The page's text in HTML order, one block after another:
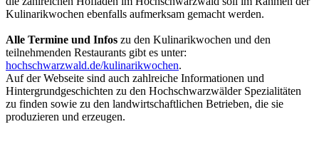
Kulinarikwochen ebenfalls aufmerksam gemacht werden.
Alle Termine und Infos zu den Kulinarikwochen und den
teilnehmenden Restaurants gibt es unter:
hochschwarzwald.de/kulinarikwochen.
Auf der Webseite sind auch zahlreiche Informationen und
Hintergrundgeschichten zu den Hochschwarzwälder Spezialitäten
zu finden sowie zu den landwirtschaftlichen Betrieben, die sie
produzieren und erzeugen.